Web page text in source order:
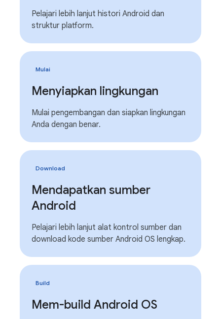
Pelajari lebih lanjut histori Android dan
struktur platform.
Mulai
Menyiapkan lingkungan
Mulai pengembangan dan siapkan lingkungan
Anda dengan benar.
Download
Mendapatkan sumber
Android
Pelajari lebih lanjut alat kontrol sumber dan
download kode sumber Android OS lengkap.
Build
Mem-build Android OS